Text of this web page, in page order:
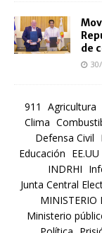
de
911 Agricultura
Clima
Defensa Civil
Educación EE.UU
INDRHI
Junta Central
MINISTERIO
Ministerio